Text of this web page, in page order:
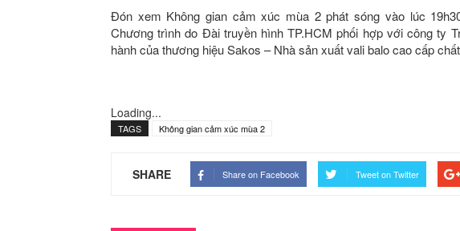
Đón xem Không gian cảm xúc mùa 2 phát sóng vào lúc
Chương trình do Đài truyền hình TP.HCM phối hợp với công ty
hành của thương hiệu Sakos – Nhà sản xuất vali balo cao cấp
Loading...
TAGS Không gian cảm xúc mùa 2
SHARE Share on Facebook Tweet on Twitter